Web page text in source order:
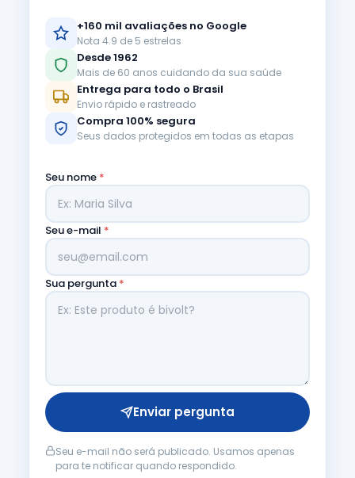
+160 mil avaliações no Google
Nota 4.9 de 5 estrelas
Desde 1962
Mais de 60 anos cuidando da sua saúde
Entrega para todo o Brasil
Envio rápido e rastreado
Compra 100% segura
Seus dados protegidos em todas as etapas
Seu nome *
Seu e-mail *
Sua pergunta *
Enviar pergunta
Seu e-mail não será publicado. Usamos apenas
para te notificar quando respondido.